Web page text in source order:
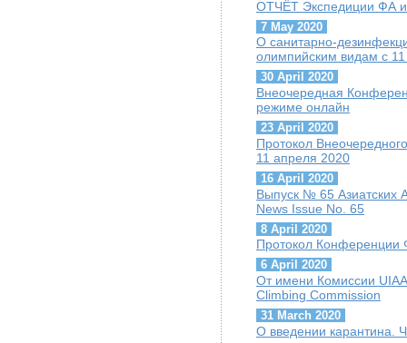
ОТЧЁТ Экспедиции ФА и
7 May 2020
О санитарно-
олимпийским видам с
30 April 2020
Внеочередная
режиме онлайн
23 April 2020
Протокол
11 апреля 2020
16 April 2020
Выпуск № 65 Азиатских
News Issue No. 65
8 April 2020
Протокол
6 April 2020
От имени Комиссии
Climbing Commission
31 March 2020
О введении карантина.